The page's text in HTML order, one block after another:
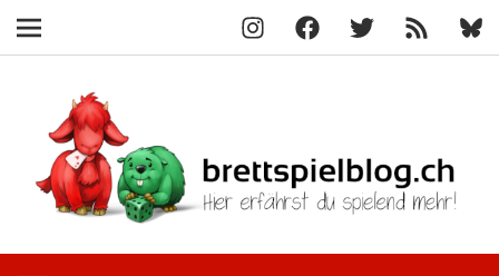
InstagramFacebook
X
RSS-
Feed
Navigation
springen